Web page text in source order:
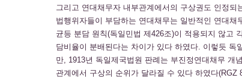
그리고 연대채무자 내부관계에서의 구상권도 인정
법행위자들이 부담하는 연대채무는 일반적인 연대
균등 분담 원칙(독일민법 제426조)이 적용되지 않고
담비율이 분배된다는 차이가 있다 하였다. 이렇듯 독
만, 1913년 독일제국법원 판례는 부진정연대채무 개
관계에서 구상의 순위가 달라질 수 있다 하였다(RGZ